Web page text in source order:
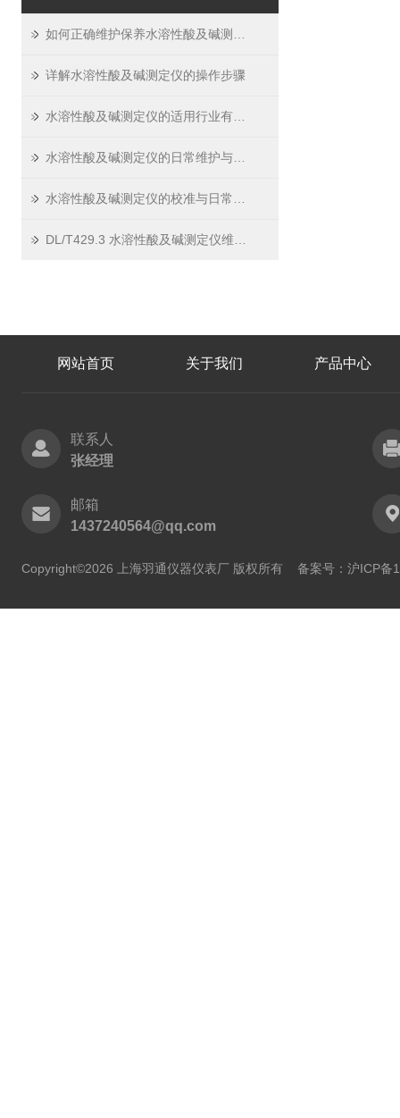
详解水溶性酸及碱测定仪的操作步骤
网站首页 关于我们 产品中心
联系人
张经理
邮箱
1437240564@qq.com
Copyright©2026 上海羽通仪器仪表厂 版权所有 备案号：沪ICP备